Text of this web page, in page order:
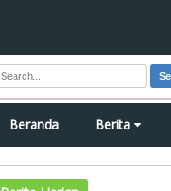
Beranda Berita